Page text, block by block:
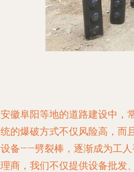
徽阜阳等地的道路建设中，
的爆破方式不仅风险高，而
备——劈裂棒，逐渐成为工
商，我们不仅提供设备批发